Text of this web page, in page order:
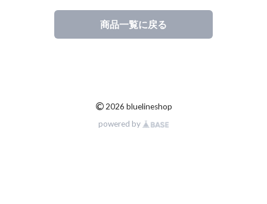
商品一覧に戻る
© 2026 bluelineshop
powered by